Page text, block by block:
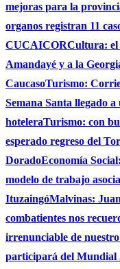
mejoras para la
organos registran 11
CUCAICORCultura: el
Amandayé y a la
CaucasoTurismo:
Semana Santa llegado
hoteleraTurismo: con
esperado regreso del
DoradoEconomía
modelo de trabajo
ItuzaingóMalvinas:
combatientes nos
irrenunciable de
participará del Mundial